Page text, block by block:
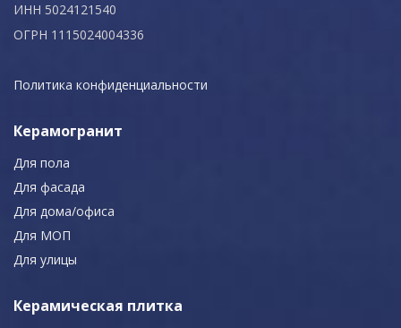
ИНН 5024121540
ОГРН 1115024004336
Политика конфиденциальности
Керамогранит
Для пола
Для фасада
Для дома/офиса
Для МОП
Для улицы
Керамическая плитка